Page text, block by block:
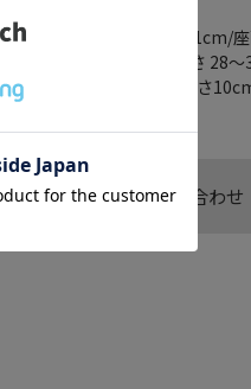
法： 椅子の高さ 124～131cm/
33～40cm/アームレスト高さ 28
面寸法： 幅39x奥行54x厚さ
この商品へのお問い合わせ